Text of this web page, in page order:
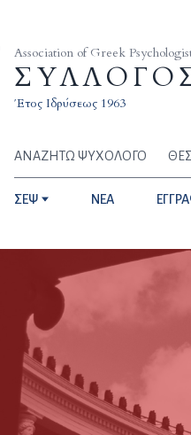
Association of Greek
Έτος Ιδρύσεως 1963
ΑΝΑΖΗΤΩ ΨΥΧΟΛΟΓΟ
ΣΕΨ NEA